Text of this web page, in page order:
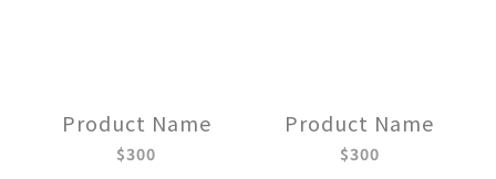
Product Name
$300
Product Name
$300